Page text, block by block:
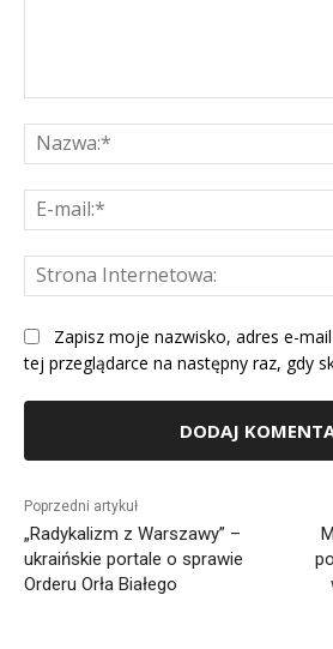
Zapisz moje nazwisko, adres e-
tej przeglądarce na następny raz, gdy
Poprzedni artykuł
„Radykalizm z Warszawy” –
ukraińskie portale o sprawie
Orderu Orła Białego